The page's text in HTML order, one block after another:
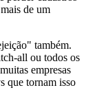
de um
também.
all ou todos os
empresas
que tornam isso